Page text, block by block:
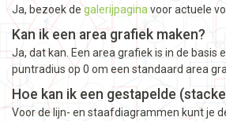
Ja, bezoek degalerijpagina voor actuele
Kan ik een area grafiek maken?
Ja, dat kan. Een area grafiek is in de
puntradius op 0 om een standaard area
Hoe kan ik een gestapelde
Voor de lijn- en staafdiagrammen kunt je